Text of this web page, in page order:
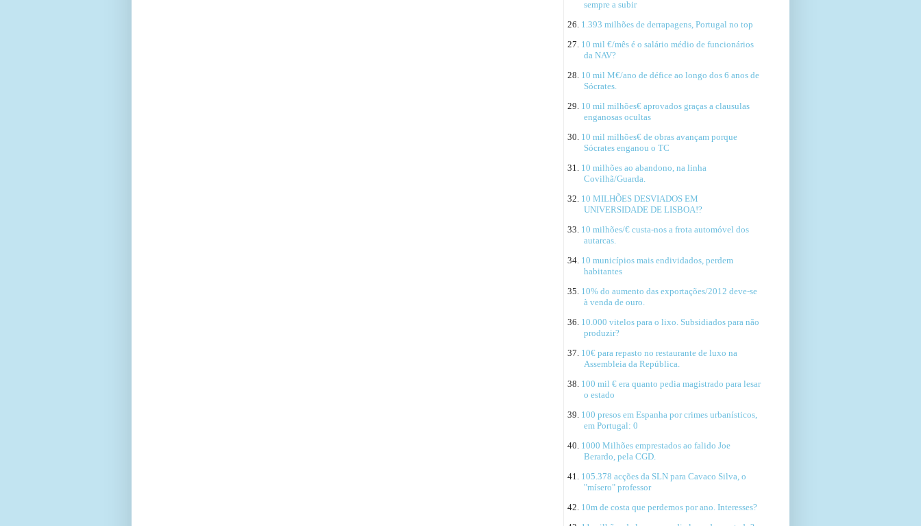
sempre a subir
26. 1.393 milhões de derrapagens, Portugal no top
27. 10 mil €/mês é o salário médio de funcionários
da NAV?
28. 10 mil M€/ano de défice ao longo dos 6 anos de
Sócrates.
29. 10 mil milhões€ aprovados graças a clausulas
enganosas ocultas
30. 10 mil milhões€ de obras avançam porque
Sócrates enganou o TC
31.
10 milhões ao abandono, na linha
Covilhã/Guarda.
32. 10 MILHÕES DESVIADOS EM
UNIVERSIDADE DE LISBOA!?
33. 10 milhões/€ custa-nos a frota automóvel dos
autarcas.
34. 10 municípios mais endividados, perdem
habitantes
35. 10% do aumento das exportações/2012 deve-se
à venda de ouro.
36. 10.000 vitelos para o lixo. Subsidiados para não
produzir?
37. 10€ para repasto no restaurante de luxo na
Assembleia da República.
38. 100 mil € era quanto pedia magistrado para lesar
o estado
39. 100 presos em Espanha por crimes urbanísticos,
em Portugal: 0
40. 1000 Milhões emprestados ao falido Joe
Berardo, pela CGD.
41.
105.378 acções da SLN para Cavaco Silva, o
"mísero" professor
42. 10m de costa que perdemos por ano. Interesses?